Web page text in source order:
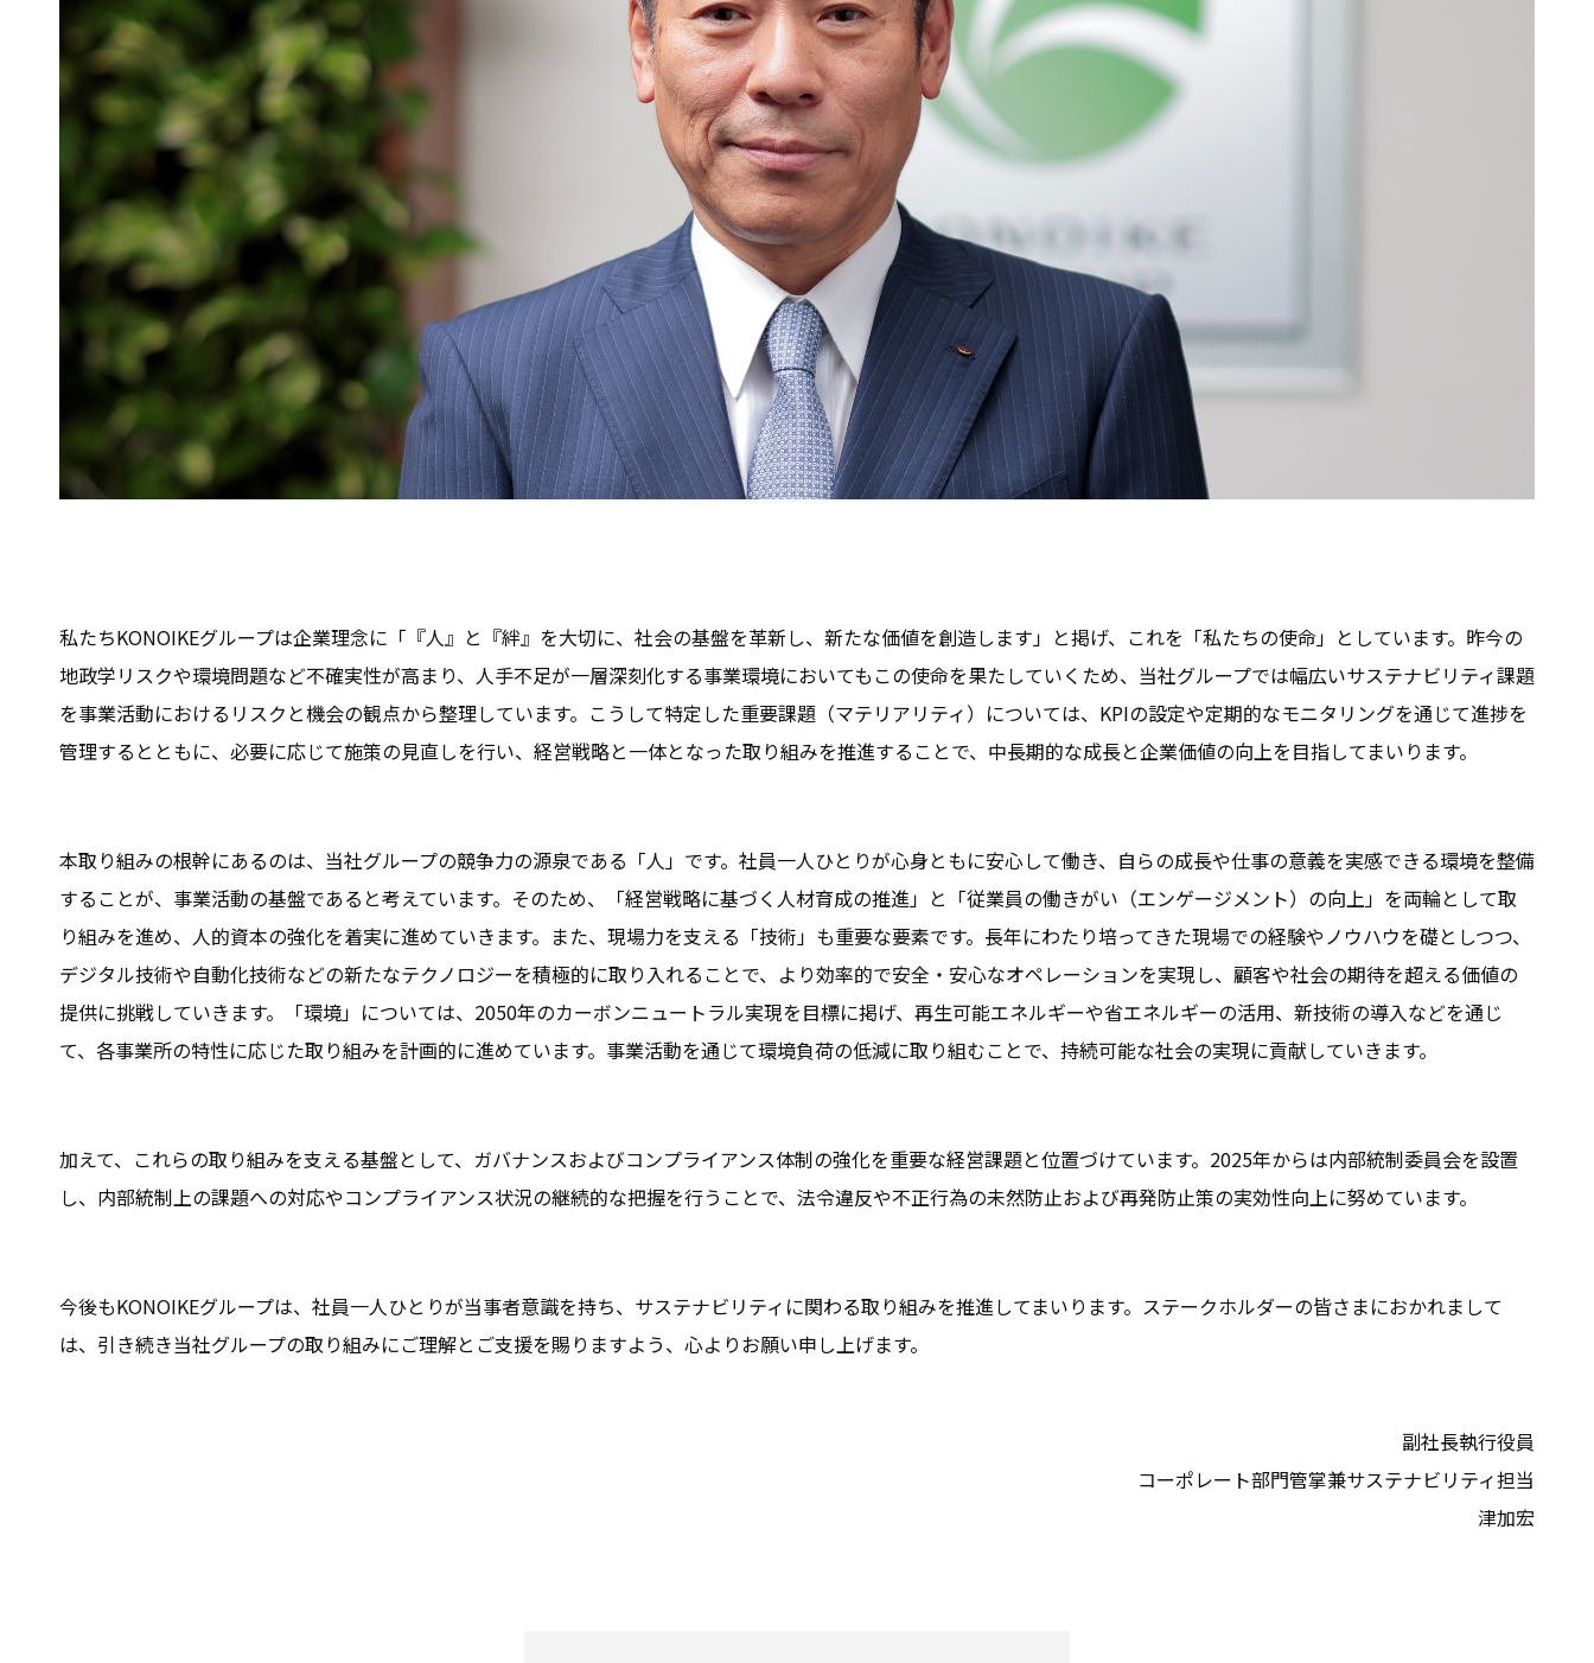
私たちKONOIKEグループは企業理念に「『人』と『絆』を大切に、社会の基盤を革新し、新たな価値を創造します」と掲げ、これを「私たちの使命」としています。昨今の
地政学リスクや環境問題など不確実性が高まり、人手不足が一層深刻化する事業環境においてもこの使命を果たしていくため、当社グループでは幅広いサステナビリティ課題
を事業活動におけるリスクと機会の観点から整理しています。こうして特定した重要課題（マテリアリティ）については、KPIの設定や定期的なモニタリングを通じて進捗を
管理するとともに、必要に応じて施策の見直しを行い、経営戦略と一体となった取り組みを推進することで、中長期的な成長と企業価値の向上を目指してまいります。
本取り組みの根幹にあるのは、当社グループの競争力の源泉である「人」です。社員一人ひとりが心身ともに安心して働き、自らの成長や仕事の意義を実感できる環境を整備
することが、事業活動の基盤であると考えています。そのため、「経営戦略に基づく人材育成の推進」と「従業員の働きがい（エンゲージメント）の向上」を両輪として取
り組みを進め、人的資本の強化を着実に進めていきます。また、現場力を支える「技術」も重要な要素です。長年にわたり培ってきた現場での経験やノウハウを礎としつつ、
デジタル技術や自動化技術などの新たなテクノロジーを積極的に取り入れることで、より効率的で安全・安心なオペレーションを実現し、顧客や社会の期待を超える価値の
提供に挑戦していきます。「環境」については、2050年のカーボンニュートラル実現を目標に掲げ、再生可能エネルギーや省エネルギーの活用、新技術の導入などを通じ
て、各事業所の特性に応じた取り組みを計画的に進めています。事業活動を通じて環境負荷の低減に取り組むことで、持続可能な社会の実現に貢献していきます。
加えて、これらの取り組みを支える基盤として、ガバナンスおよびコンプライアンス体制の強化を重要な経営課題と位置づけています。2025年からは内部統制委員会を設置
し、内部統制上の課題への対応やコンプライアンス状況の継続的な把握を行うことで、法令違反や不正行為の未然防止および再発防止策の実効性向上に努めています。
今後もKONOIKEグループは、社員一人ひとりが当事者意識を持ち、サステナビリティに関わる取り組みを推進してまいります。ステークホルダーの皆さまにおかれまして
は、引き続き当社グループの取り組みにご理解とご支援を賜りますよう、心よりお願い申し上げます。
副社長執行役員
コーポレート部門管掌兼サステナビリティ担当
津加宏